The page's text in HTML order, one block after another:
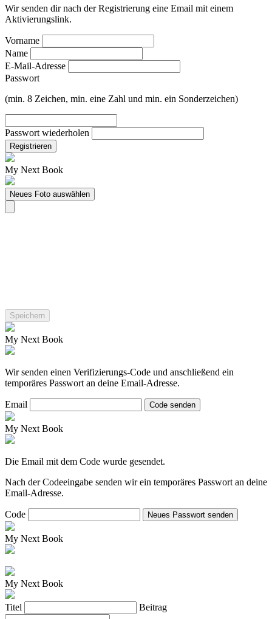
Wir senden dir nach der Registrierung eine Email mit einem
Aktivierungslink.
Vorname
Name
E-Mail-Adresse
Passwort
(min. 8 Zeichen, min. eine Zahl und min. ein Sonderzeichen)
Passwort wiederholen
Registrieren
My Next Book
Neues Foto auswählen
My Next Book
Wir senden einen Verifizierungs-Code und anschließend ein
temporäres Passwort an deine Email-Adresse.
Email Code senden
My Next Book
Die Email mit dem Code wurde gesendet.
Nach der Codeeingabe senden wir ein temporäres Passwort an deine
Email-Adresse.
Code Neues Passwort senden
My Next Book
My Next Book
Titel Beitrag